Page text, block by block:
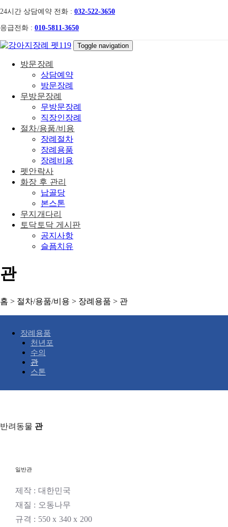
Skip
Skip
primary
navigation
Skip
content
24시간 상담예약 전화 : 032-522-3650
응급전화 : 010-5811-3650
Toggle navigation
방문장례
상담예약
방문장례
무방문장례
무방문장례
직장인장례
절차/용품/비용
장례절차
장례용품
장례비용
펫안락사
화장 후 관리
납골당
본스톤
무지개다리
토닥토닥 게시판
공지사항
슬픔치유
관
홈 > 절차/용품/비용 > 장례용품 > 관
장례용품
천년포
수의
관
스톤
반려동물 관
일반관
제작 : 대한민국
재질 : 오동나무
규격 : 550 x 340 x 200